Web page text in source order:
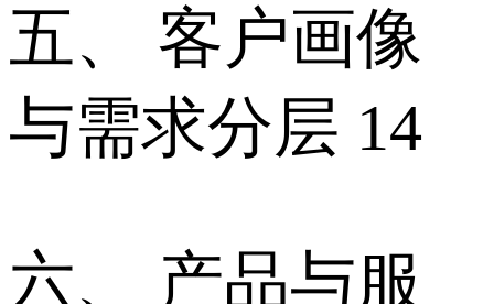
五、 客户画像
与需求分层 14
六、 产品与服